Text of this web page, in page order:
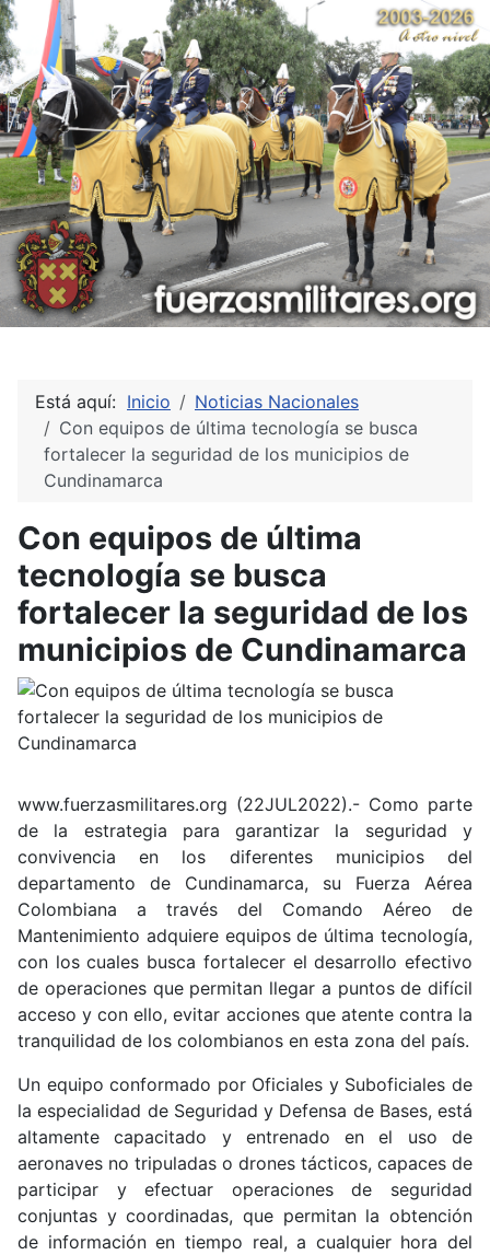
Está aquí: Inicio
Noticias Nacionales
Con equipos de última tecnología se busca
fortalecer la seguridad de los municipios de
Cundinamarca
Con equipos de última
tecnología se busca
fortalecer la seguridad de los
municipios de Cundinamarca
www.fuerzasmilitares.org (22JUL2022).- Como parte
de la estrategia para garantizar la seguridad y
convivencia en los diferentes municipios del
departamento de Cundinamarca, su Fuerza Aérea
Colombiana a través del Comando Aéreo de
Mantenimiento adquiere equipos de última tecnología,
con los cuales busca fortalecer el desarrollo efectivo
de operaciones que permitan llegar a puntos de difícil
acceso y con ello, evitar acciones que atente contra la
tranquilidad de los colombianos en esta zona del país.
Un equipo conformado por Oficiales y Suboficiales de
la especialidad de Seguridad y Defensa de Bases, está
altamente capacitado y entrenado en el uso de
aeronaves no tripuladas o drones tácticos, capaces de
participar y efectuar operaciones de seguridad
conjuntas y coordinadas, que permitan la obtención
de información en tiempo real, a cualquier hora del